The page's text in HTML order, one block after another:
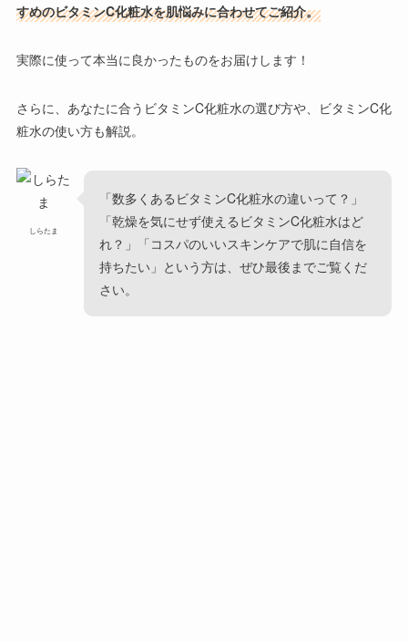
すめのビタミンC化粧水を肌悩みに合わせてご紹介。
実際に使って本当に良かったものをお届けします！
さらに、あなたに合うビタミンC化粧水の選び方や、ビタミンC化
粧水の使い方も解説。
しらたま
「数多くあるビタミンC化粧水の違いって？」
「乾燥を気にせず使えるビタミンC化粧水はど
れ？」「コスパのいいスキンケアで肌に自信を
持ちたい」という方は、ぜひ最後までご覧くだ
さい。